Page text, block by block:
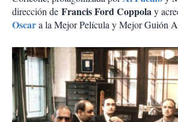
dirección de Francis Ford Coppolay
Oscara la Mejor Película y Mejor Guión